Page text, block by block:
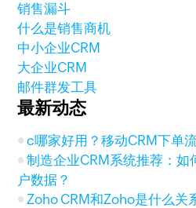
销售漏斗
什么是销售商机
中小企业CRM
大企业CRM
邮件群发工具
最新动态
c哪家好用？移动CRM下单
制造企业CRM系统推荐：如
户数据？
Zoho CRM和Zoho是什么关